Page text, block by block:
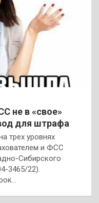
не в «свое»
для штрафа
трех уровнях
и ФСС
Сибирского
3465/22).